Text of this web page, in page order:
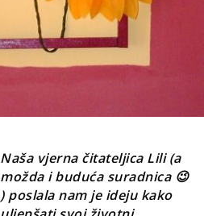
Naša vjerna čitateljica Lili (a
možda i buduća suradnica 😉
) poslala nam je ideju kako